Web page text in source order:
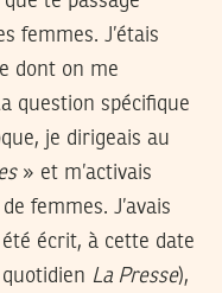
femmes. J’étais
dont on me
question spécifique
je dirigeais au
» et m’activais
femmes. J’avais
écrit, à cette date
La Presse),